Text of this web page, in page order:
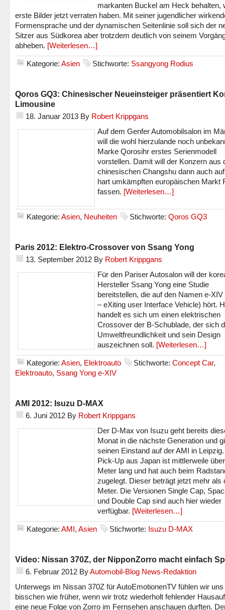
markanten Buckel am Heck behalten,
erste Bilder jetzt verraten haben. Mit seiner jugendlicher
Formensprache und der dynamischen Seitenlinie soll sich der
Sitzer aus Südkorea aber trotzdem deutlich von seinem
abheben. [Weiterlesen…]
Kategorie: Asien Stichworte: Ssangyong Rodius
Qoros GQ3: Chinesischer Neueinsteiger präsentiert
Limousine
18. Januar 2013 By Robert Krippgans
Auf dem Genfer Automobilsalon im
will die wohl hierzulande noch
Marke Qorosihr erstes Serienmodell
vorstellen. Damit will der Konzern aus
chinesischen Changshu dann auch
hart umkämpften europäischen Markt
fassen. [Weiterlesen…]
Kategorie: Asien, Neuheiten Stichworte: Qoros GQ3
Paris 2012: Elektro-Crossover von Ssang Yong
13. September 2012 By Robert Krippgans
Für den Pariser Autosalon will der
Hersteller Ssang Yong eine Studie
bereitstellen, die auf den Namen e-
– eXiting user Interface Vehicle) hört.
handelt es sich um einen elektrischen
Crossover der B-Schublade, der sich
Umweltfreundlichkeit und sein Design
auszeichnen soll. [Weiterlesen…]
Kategorie: Asien, Elektroauto Stichworte: Concept Car,
Elektroauto, Ssang Yong e-XIV
AMI 2012: Isuzu D-MAX
6. Juni 2012 By Robert Krippgans
Der D-Max von Isuzu geht bereits
Monat in die nächste Generation und
seinen Einstand auf der AMI in
Pick-Up aus Japan ist mittlerweile
Meter lang und hat auch beim
zugelegt. Dieser beträgt jetzt mehr als
Meter. Die Versionen Single Cap,
und Double Cap sind auch hier wieder
verfügbar. [Weiterlesen…]
Kategorie: AMI, Asien Stichworte: Isuzu D-MAX
Video: Nissan 370Z, der NipponZorro macht einfach
6. Februar 2012 ByAutomobil-Blog News-Redaktion
Unterwegs im Nissan 370Z für AutoEmotionenTV fühlen wir uns
bisschen wie früher, wenn wir trotz wiederholt fehlender
eine neue Folge von Zorro im Fernsehen anschauen durften.